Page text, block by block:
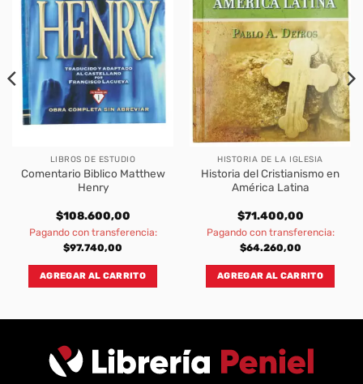
LIBROS DE ESTUDIO
Comentario Biblico Matthew
Henry
$108.600,00
Pagando con transferencia:
$97.740,00
AGREGAR AL CARRITO
HISTORIA DE LA IGLESIA
Historia del Cristianismo en
América Latina
$71.400,00
Pagando con transferencia:
$64.260,00
AGREGAR AL CARRITO